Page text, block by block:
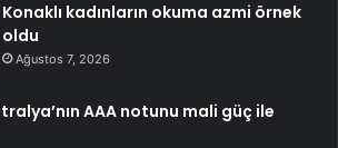
Konaklı kadınların okuma azmi örnek
oldu
Ağustos 7, 2026
AAA notunu mali güç ile